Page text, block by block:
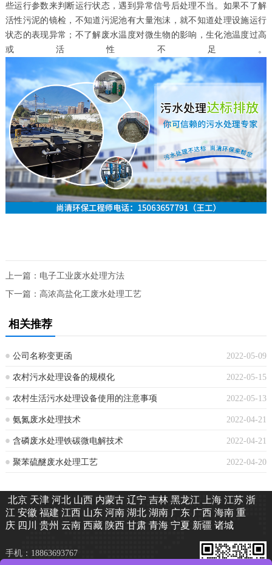
些运行参数来判断运行状态，遇到异常信号后处理不当。如果不了解
活性污泥的镜检，不知道污泥池有大量泡沫，就不知道处理设施运行
状态的表现异常；不了解废水温度对微生物的影响，生化池温度过高
或活性不足。
上一篇： 电子工业废水处理方法
下一篇： 高浓高盐化工废水处理工艺
相关推荐
2022-05-09
公司名称变更函
2022-05-15
农村污水处理设备的规模化
2022-05-13
农村生活污水处理设备使用的注意事项
2022-04-21
氨氮废水处理技术
2022-04-21
含磷废水处理铁碳微电解技术
2022-04-20
聚苯硫醚废水处理工艺
北京天津河北山西内蒙古辽宁 吉林黑龙江 上海江苏浙
江 安徽 福建 江西山东河南湖北湖南广东广西海南重
庆四川 贵州 云南西藏陕西甘肃青海宁夏 新疆 诸城
手机：18863693767